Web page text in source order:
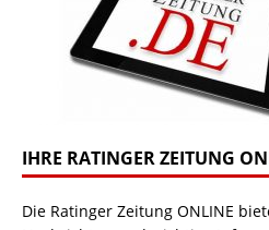
IHRE RATINGER ZEITUNG
Die Ratinger Zeitung ONLINE